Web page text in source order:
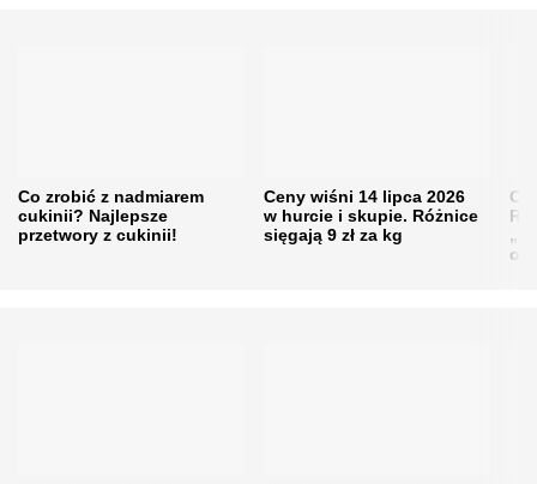
Co zrobić z nadmiarem
cukinii? Najlepsze
przetwory z cukinii!
Ceny wiśni 14 lipca 2026
w hurcie i skupie. Różnice
sięgają 9 zł za kg